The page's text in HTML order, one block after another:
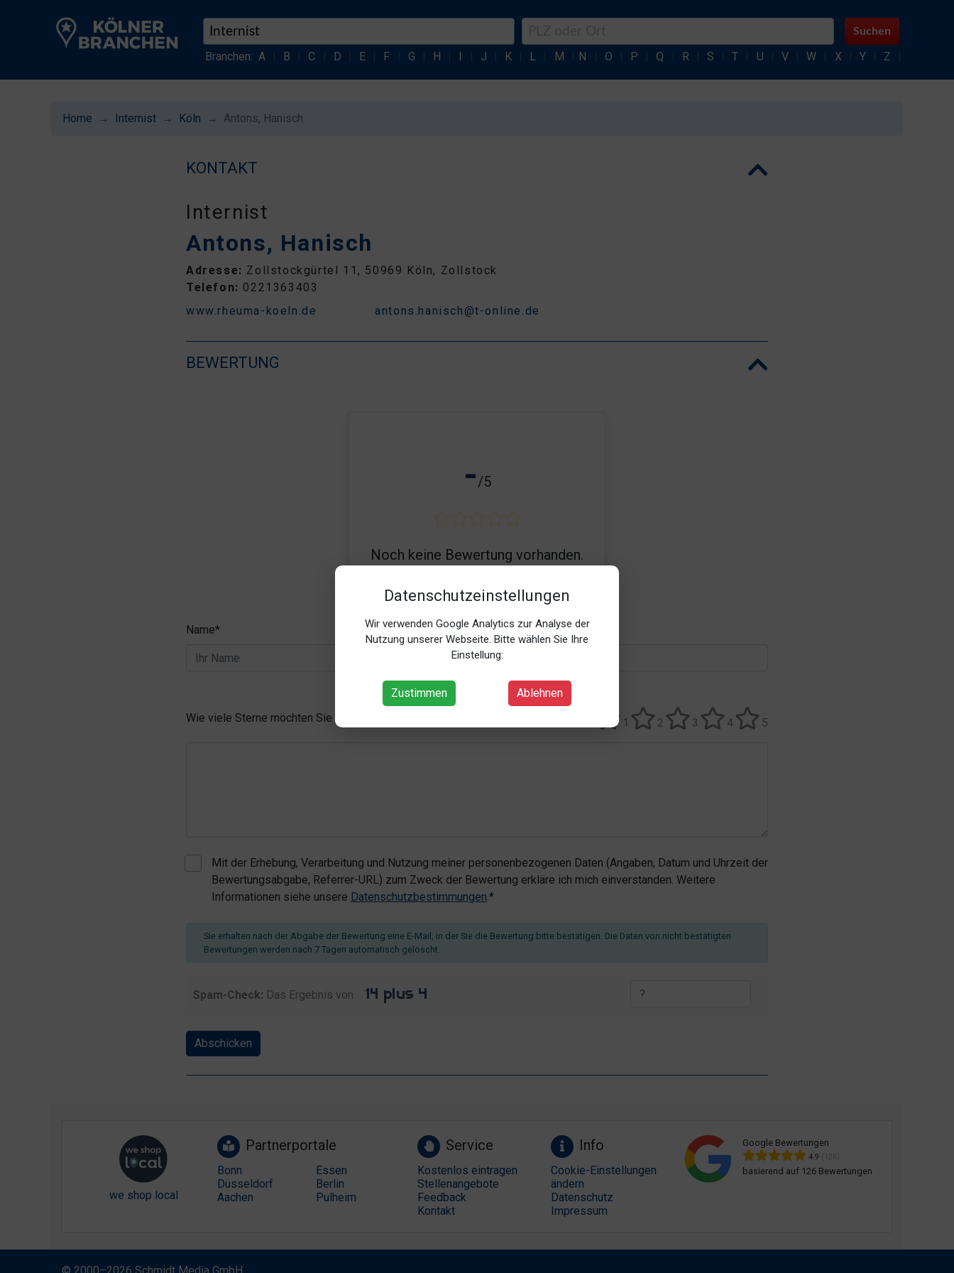
Datenschutzeinstellungen
Wir verwenden Google Analytics zur Analyse der
Nutzung unserer Webseite. Bitte wählen Sie Ihre
Einstellung:
Zustimmen Ablehnen
Suchen
Branchen: A B C D E F G H I J K L M N O P Q R S T U V W X Y Z
Home Internist Köln Antons, Hanisch
KONTAKT
Internist
Antons, Hanisch
Adresse: Zollstockgürtel 11, 50969 Köln, Zollstock
Telefon: 0221363403
www.rheuma-koeln.de
antons.hanisch@t-online.de
BEWERTUNG
-/5
Noch keine Bewertung vorhanden.
Name* E-Mail*
Wie viele Sterne möchten Sie vergeben?* 5
4
3
2
1
Mit der Erhebung, Verarbeitung und Nutzung meiner personenbezogenen Daten (Angaben, Datum und Uhrzeit der
Bewertungsabgabe, Referrer-URL) zum Zweck der Bewertung erkläre ich mich einverstanden. Weitere
Informationen siehe unsere Datenschutzbestimmungen.*
Sie erhalten nach der Abgabe der Bewertung eine E-Mail, in der Sie die Bewertung bitte bestätigen. Die Daten von nicht bestätigten
Bewertungen werden nach 7 Tagen automatisch gelöscht.
Spam-Check: Das Ergebnis von
Abschicken
we shop local
Partnerportale
Bonn
Düsseldorf
Aachen
Essen
Berlin
Pulheim
Service
Kostenlos eintragen
Stellenangebote
Feedback
Kontakt
Info
Cookie-Einstellungen
ändern
Datenschutz
Impressum
Google Bewertungen
4.9 (126)
basierend auf 126 Bewertungen